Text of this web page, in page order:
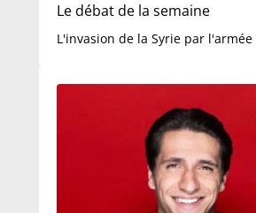
Le débat de la semaine
L'invasion de la Syrie par l'armée